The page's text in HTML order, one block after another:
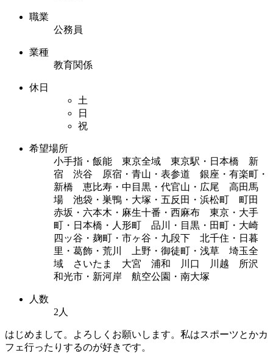
職業
公務員
業種
教育関係
休日
土
日
祝
希望場所
小手指・飯能 東京全域 東京駅・日本橋 新
宿 渋谷 原宿・青山・表参道 銀座・有楽町・
新橋 恵比寿・中目黒・代官山・広尾 高田馬
場 池袋・巣鴨・大塚・五反田・浜松町 町田
赤坂・六本木・麻生十番・西麻布 東京・大手
町・日本橋・人形町 品川・目黒・田町・大崎
四ッ谷・麹町・市ヶ谷・九段下 北千住・日暮
里・葛飾・荒川 上野・御徒町・浅草 埼玉全
域 さいたま 大宮 浦和 川口 川越 所沢
和光市・新河岸 航空公園・南大塚
人数
2人
はじめまして。よろしくお願いします。私はスポーツとかカ
フェ行ったりするのが好きです。